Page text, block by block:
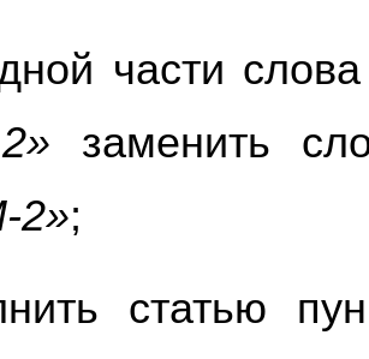
части
заменить
2»;
статью